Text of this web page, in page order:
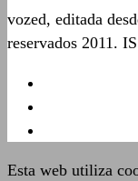
vozed, editada
reservados 2011.
Esta web utiliza